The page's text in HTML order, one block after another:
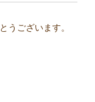
うございます。⠀